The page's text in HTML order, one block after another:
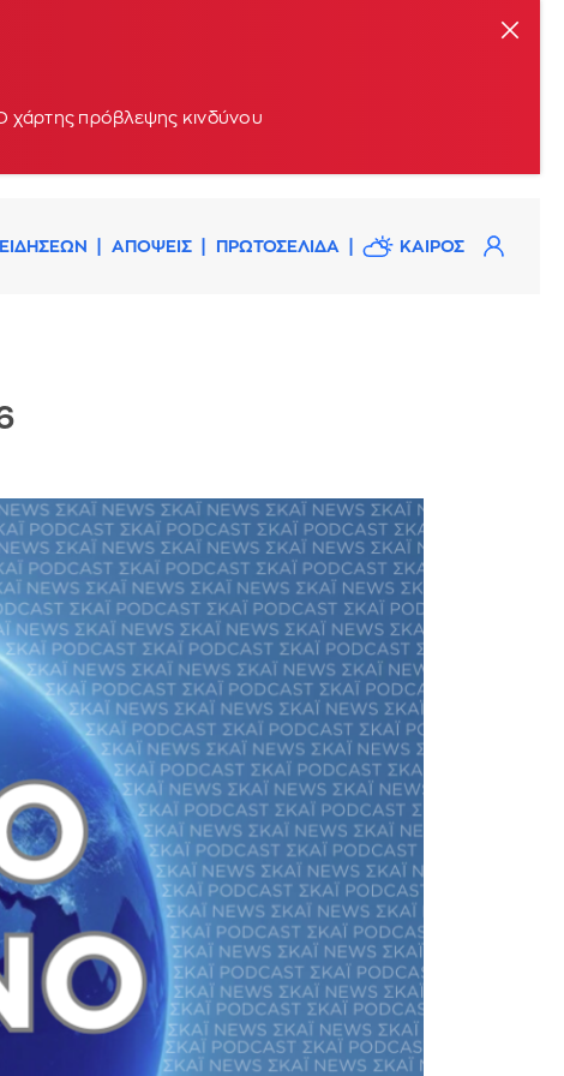
χάρτης πρόβλεψης κινδύνου
ΑΠΟΨΕΙΣ ΠΡΩΤΟΣΕΛΙΔΑ ΚΑΙΡΟΣ